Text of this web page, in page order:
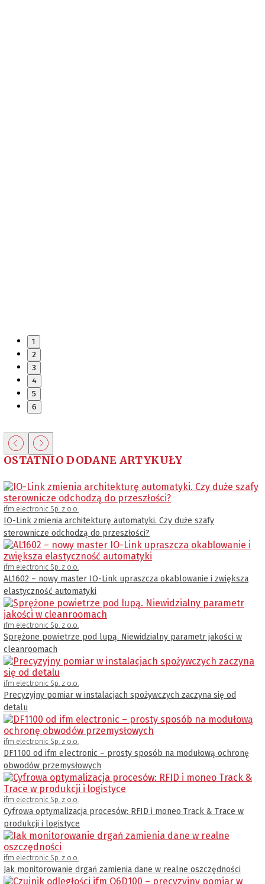
1
2
3
4
5
6
OSTATNIO DODANE ARTYKUŁY
ifm electronic Sp. z o.o.
IO-Link zmienia architekturę automatyki. Czy duże szafy
sterownicze odchodzą do przeszłości?
ifm electronic Sp. z o.o.
AL1602 – nowy master IO-Link upraszcza okablowanie i zwiększa
elastyczność automatyki
ifm electronic Sp. z o.o.
Sprężone powietrze pod lupą. Niewidzialny parametr jakości w
cleanroomach
ifm electronic Sp. z o.o.
Precyzyjny pomiar w instalacjach spożywczych zaczyna się od
detalu
ifm electronic Sp. z o.o.
DF1100 od ifm electronic – prosty sposób na modułową ochronę
obwodów przemysłowych
ifm electronic Sp. z o.o.
Cyfrowa optymalizacja procesów: RFID i moneo Track & Trace w
produkcji i logistyce
ifm electronic Sp. z o.o.
Jak monitorowanie drgań zamienia dane w realne oszczędności